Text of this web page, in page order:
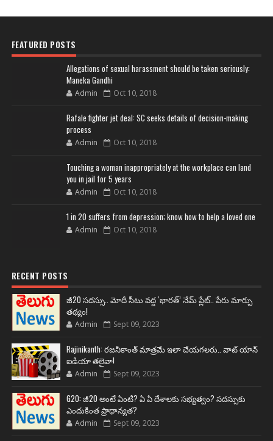
FEATURED POSTS
Allegations of sexual harassment should be taken seriously:
Maneka Gandhi
Admin Oct 10, 2018
Rafale fighter jet deal: SC seeks details of decision-making
process
Admin Oct 10, 2018
Touching a woman inappropriately at the workplace can land
you in jail for 5 years
Admin Oct 10, 2018
1 in 20 suffers from depression; know how to help a loved one
Admin Oct 10, 2018
RECENT POSTS
జీ20 సదస్సు.. మోదీ సీటు వద్ద ‘భారత్’ నేమ్ ప్లేట్‌.. పేరు మార్పు
తథ్యం!
Admin Sept 09, 2023
Rajinikanth: రజనీకాంత్ మాత్రమే ఇలా చేయగలరు.. వాట్ యాన్
ఐడియా తలైవా!
Admin Sept 09, 2023
G20: జీ20 అంటే ఏంటి? ఏ ఏ దేశాలకు సభ్యత్వం? సదస్సుకు
ఎందుకింత ప్రాధాన్యత?
Admin Sept 09, 2023